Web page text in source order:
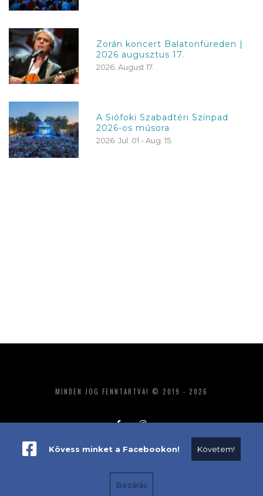
Zorán koncert Balatonfüreden |
2026 augusztus 17.
2026. August 17.
A Siófoki Szabadtéri Színpad
2026-os műsora
2026. Jul. 01 - Aug. 15.
MINDEN JOG FENNTARTVA! © 2019 - 2026
ADATKEZELÉS IMPRESSZUM MÉDIAAJÁNLAT
Kövess minket a Facebookon! Követem!
Bezárás